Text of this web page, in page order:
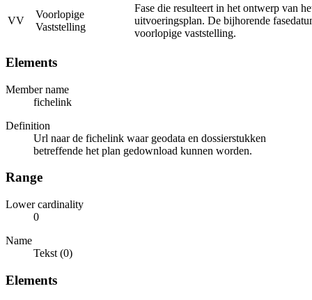
VV
Voorlopige
Vaststelling
Fase die resulteert in het ontwerp van
uitvoeringsplan. De bijhorende
voorlopige vaststelling.
Elements
Member name
fichelink
Definition
Url naar de fichelink waar geodata en dossierstukken
betreffende het plan gedownload kunnen worden.
Range
Lower cardinality
0
Name
Tekst (0)
Elements